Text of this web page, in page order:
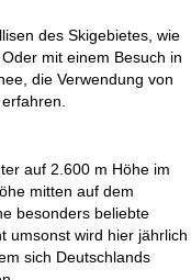
des Skigebietes, wie
mit einem Besuch in
die Verwendung von
auf 2.600 m Höhe im
mitten auf dem
besonders beliebte
umsonst wird hier jährlich
sich Deutschlands